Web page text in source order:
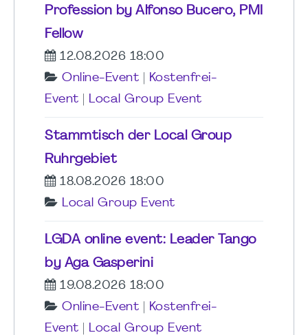
Profession by Alfonso Bucero, PMI
Fellow
12.08.2026 18:00
Online-Event
Kostenfrei-
Event
Local Group Event
Stammtisch der Local Group
Ruhrgebiet
18.08.2026 18:00
Local Group Event
LGDA online event: Leader Tango
by Aga Gasperini
19.08.2026 18:00
Online-Event
Kostenfrei-
Event
Local Group Event